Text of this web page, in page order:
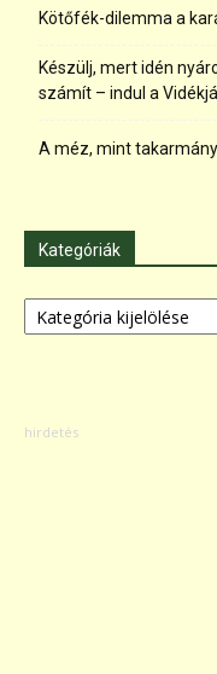
Kötőfék-dilemma a
Készülj, mert idén
számít – indul a
A méz, mint
Kategóriák
Kategóriák